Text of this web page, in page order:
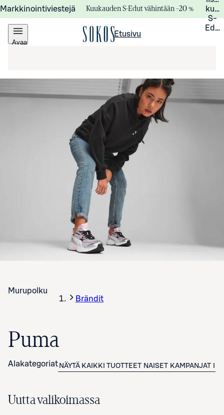
Markkinointiviestejä Kuukauden S-Edut vähintään –20 %
S-
Avaa
Etusivu
Murupolku
Brändit
Puma
Alakategoriat NÄYTÄ KAIKKI TUOTTEET NAISET KAMPANJAT
Uutta valikoimassa